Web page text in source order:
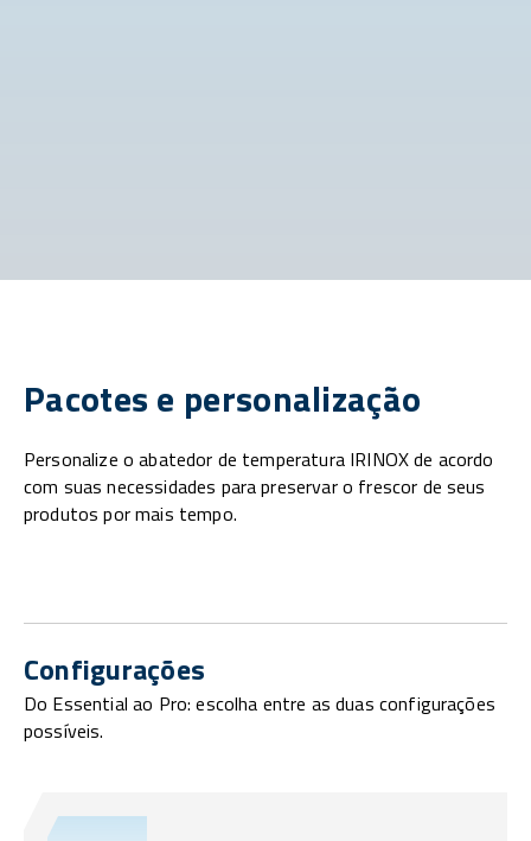
Pacotes e personalização
Personalize o abatedor de temperatura IRINOX de acordo
com suas necessidades para preservar o frescor de seus
produtos por mais tempo.
Configurações
Do Essential ao Pro: escolha entre as duas configurações
possíveis.